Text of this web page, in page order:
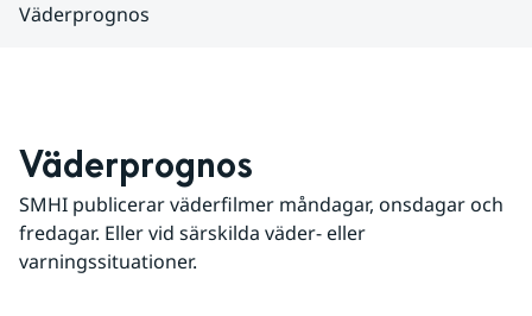
Väderprognos
Väderprognos
SMHI publicerar väderfilmer måndagar, onsdagar och
fredagar. Eller vid särskilda väder- eller
varningssituationer.